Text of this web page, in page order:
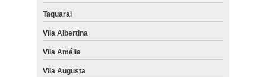
Taquaral
Vila Albertina
Vila Amélia
Vila Augusta